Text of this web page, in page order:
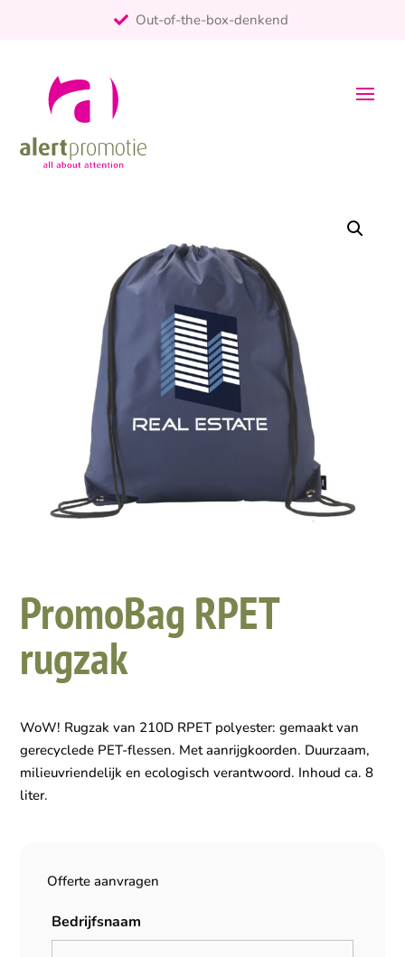
Out-of-the-box-denkend
PromoBag RPET
rugzak
WoW! Rugzak van 210D RPET polyester: gemaakt van
gerecyclede PET-flessen. Met aanrijgkoorden. Duurzaam,
milieuvriendelijk en ecologisch verantwoord. Inhoud ca. 8
liter.
Offerte aanvragen
Bedrijfsnaam